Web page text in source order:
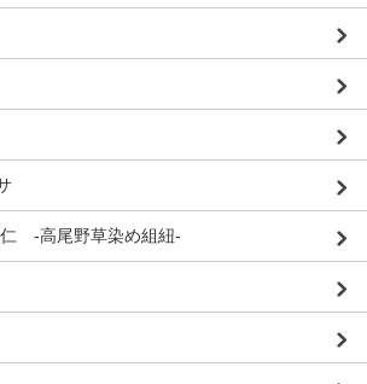
-高尾野草染め組紐-